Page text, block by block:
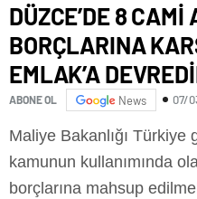
DÜZCE’DE 8 CAMİ
BORÇLARINA
EMLAK’A
ABONE OL News 07/
Maliye Bakanlığı
kamunun kullanımında
borçlarına mahsup